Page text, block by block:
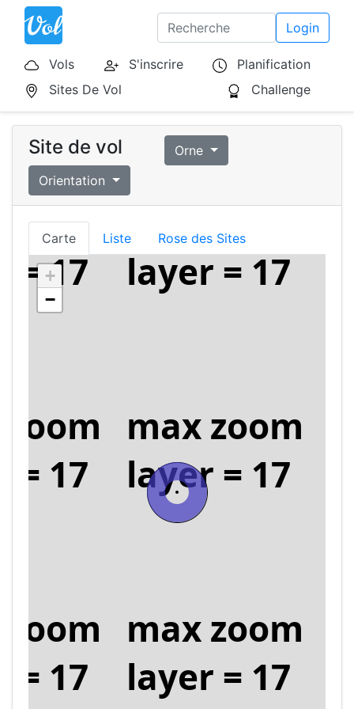
Login
Vols S'inscrire
Planification
Sites De Vol
Challenge
Site de vol
Orne
Orientation
Carte Liste Rose des Sites
+
−